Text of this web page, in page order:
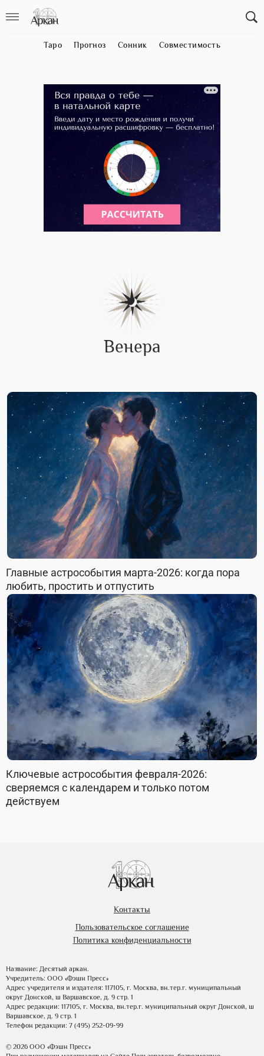
Таро Прогноз Сонник Совместимость
Венера
Главные астрособытия марта-2026: когда пора
любить, простить и отпустить
Ключевые астрособытия февраля-2026:
сверяемся с календарем и только потом
действуем
Контакты
Пользовательское соглашение
Политика конфиденциальности
Название: Десятый аркан.
Учредитель: ООО «Фэшн Пресс»
Адрес учредителя и издателя: 117105, г. Москва, вн.тер.г. муниципальный
округ Донской, ш Варшавское, д. 9 стр. 1
Адрес редакции: 117105, г. Москва, вн.тер.г. муниципальный округ Донской, ш
Варшавское, д. 9 стр. 1
Телефон редакции: 7 (495) 252-09-99
© 2026 ООО «Фэшн Пресс»